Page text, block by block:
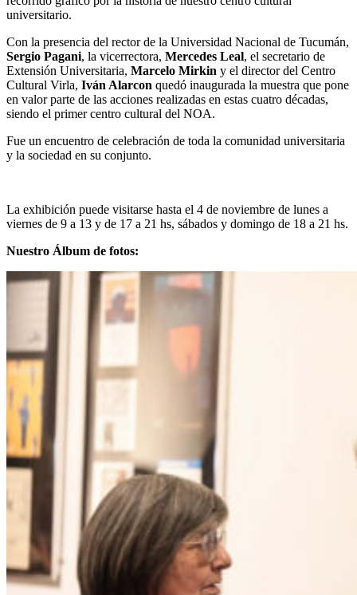
universitario.
Con la presencia del rector de la Universidad Nacional de Tucumán,
Sergio Pagani, la vicerrectora, Mercedes Leal, el secretario de
Extensión Universitaria, Marcelo Mirkin y el director del Centro
Cultural Virla, Iván Alarcon quedó inaugurada la muestra que pone
en valor parte de las acciones realizadas en estas cuatro décadas,
siendo el primer centro cultural del NOA.
Fue un encuentro de celebración de toda la comunidad universitaria
y la sociedad en su conjunto.
La exhibición puede visitarse hasta el 4 de noviembre de lunes a
viernes de 9 a 13 y de 17 a 21 hs, sábados y domingo de 18 a 21 hs.
Nuestro Álbum de fotos: